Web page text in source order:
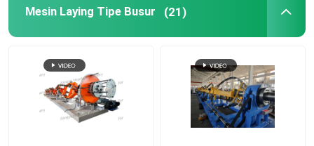
Mesin kabel jenis busur
Mesin pengemasan kabel
Mesin Tapping Kabel Horisontal
Mesin Laying Tipe Busur (21)